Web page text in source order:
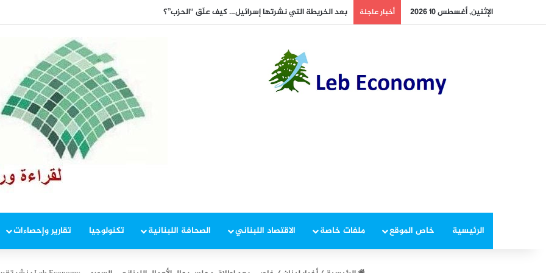
الإثنين, أغسطس 10 2026 أخبار عاجلة بعد الخريطة التي نشرتها إسرائيل… كيف علّق “الحزب”؟
الرئيسية خاص الموقع ملفات خاصة الاقتصاد اللبناني الصحافة اللبنانية تكنولوجيا تقارير وإحصاءات